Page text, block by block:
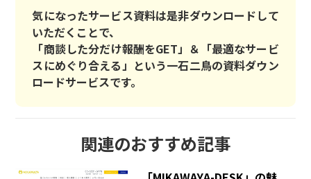
気になったサービス資料は是非ダウンロードして
いただくことで、
「商談した分だけ報酬をGET」＆「最適なサービ
スにめぐり合える」という一石二鳥の資料ダウン
ロードサービスです。
関連のおすすめ記事